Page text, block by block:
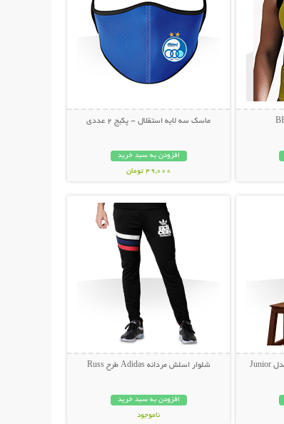
ماسک سه لایه استقلال - پکیج 2 عددی
افزودن به سبد خرید
49,000 تومان
شلوار اسلش مردانه Adidas طرح Russ
افزودن به سبد خرید
ناموجود